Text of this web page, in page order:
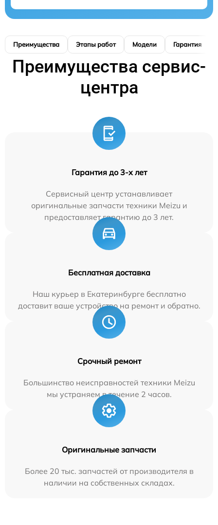
Преимущества Этапы работ Модели Гарантия
Преимущества сервис-
центра
Гарантия до 3-х лет
Сервисный центр устанавливает
оригинальные запчасти техники Meizu и
предоставляет гарантию до 3 лет.
Бесплатная доставка
Наш курьер в Екатеринбурге бесплатно
доставит ваше устройство на ремонт и обратно.
Срочный ремонт
Большинство неисправностей техники Meizu
мы устраняем в течение 2 часов.
Оригинальные запчасти
Более 20 тыс. запчастей от производителя в
наличии на собственных складах.